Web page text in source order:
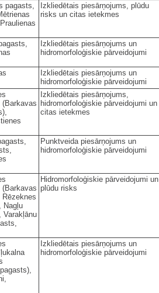
pagasts,
Izkliedētais piesārņojums, plūdu
risks un citas ietekmes
Izkliedētais piesārņojums un
hidromorfoloģiskie pārveidojumi
Izkliedētais piesārņojums un
hidromorfoloģiskie pārveidojumi
Izkliedētais piesārņojums,
hidromorfoloģiskie pārveidojumi un
citas ietekmes
Punktveida piesārņojums un
hidromorfoloģiskie pārveidojumi
Nagļu
Varakļānu
Hidromorfoloģiskie pārveidojumi un
plūdu risks
Izkliedētais piesārņojums un
hidromorfoloģiskie pārveidojumi